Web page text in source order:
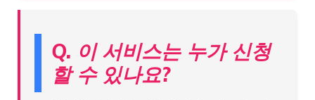
Q. 이 서비스는 누가 신청
할 수 있나요?